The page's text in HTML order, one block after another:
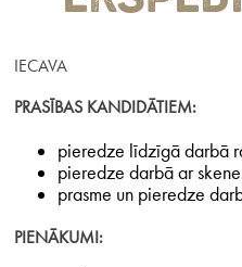
IECAVA
PRASĪBAS KANDIDĀTIEM:
pieredze līdzīgā darbā
pieredze darbā ar
prasme un pieredze
PIENĀKUMI: